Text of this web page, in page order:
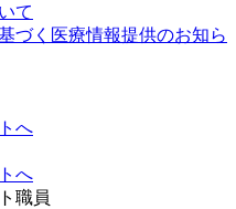
て
づく医療情報提供のお知ら
へ
へ
職員